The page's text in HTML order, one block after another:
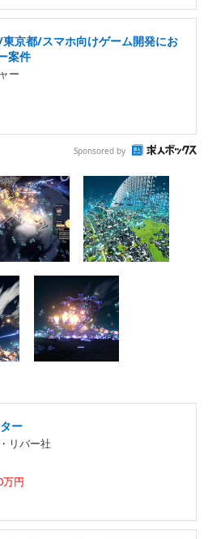
京都/スマホ向けゲーム開発にお
案件
ー
Sponsored by
ー
リバー社
万円